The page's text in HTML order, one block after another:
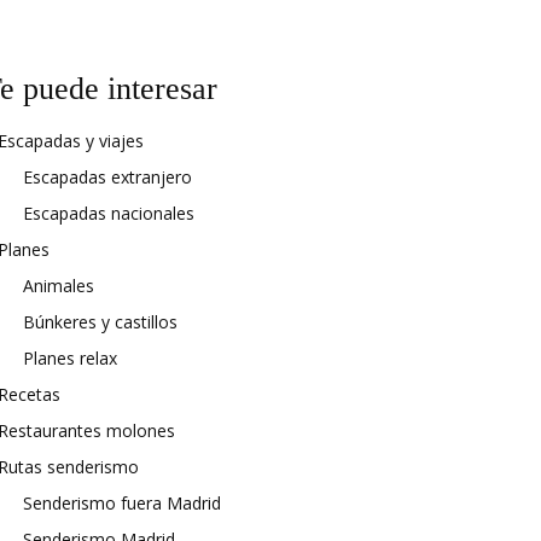
puede interesar
y viajes
Escapadas extranjero
Escapadas nacionales
Animales
Búnkeres y castillos
Planes relax
molones
senderismo
Senderismo fuera Madrid